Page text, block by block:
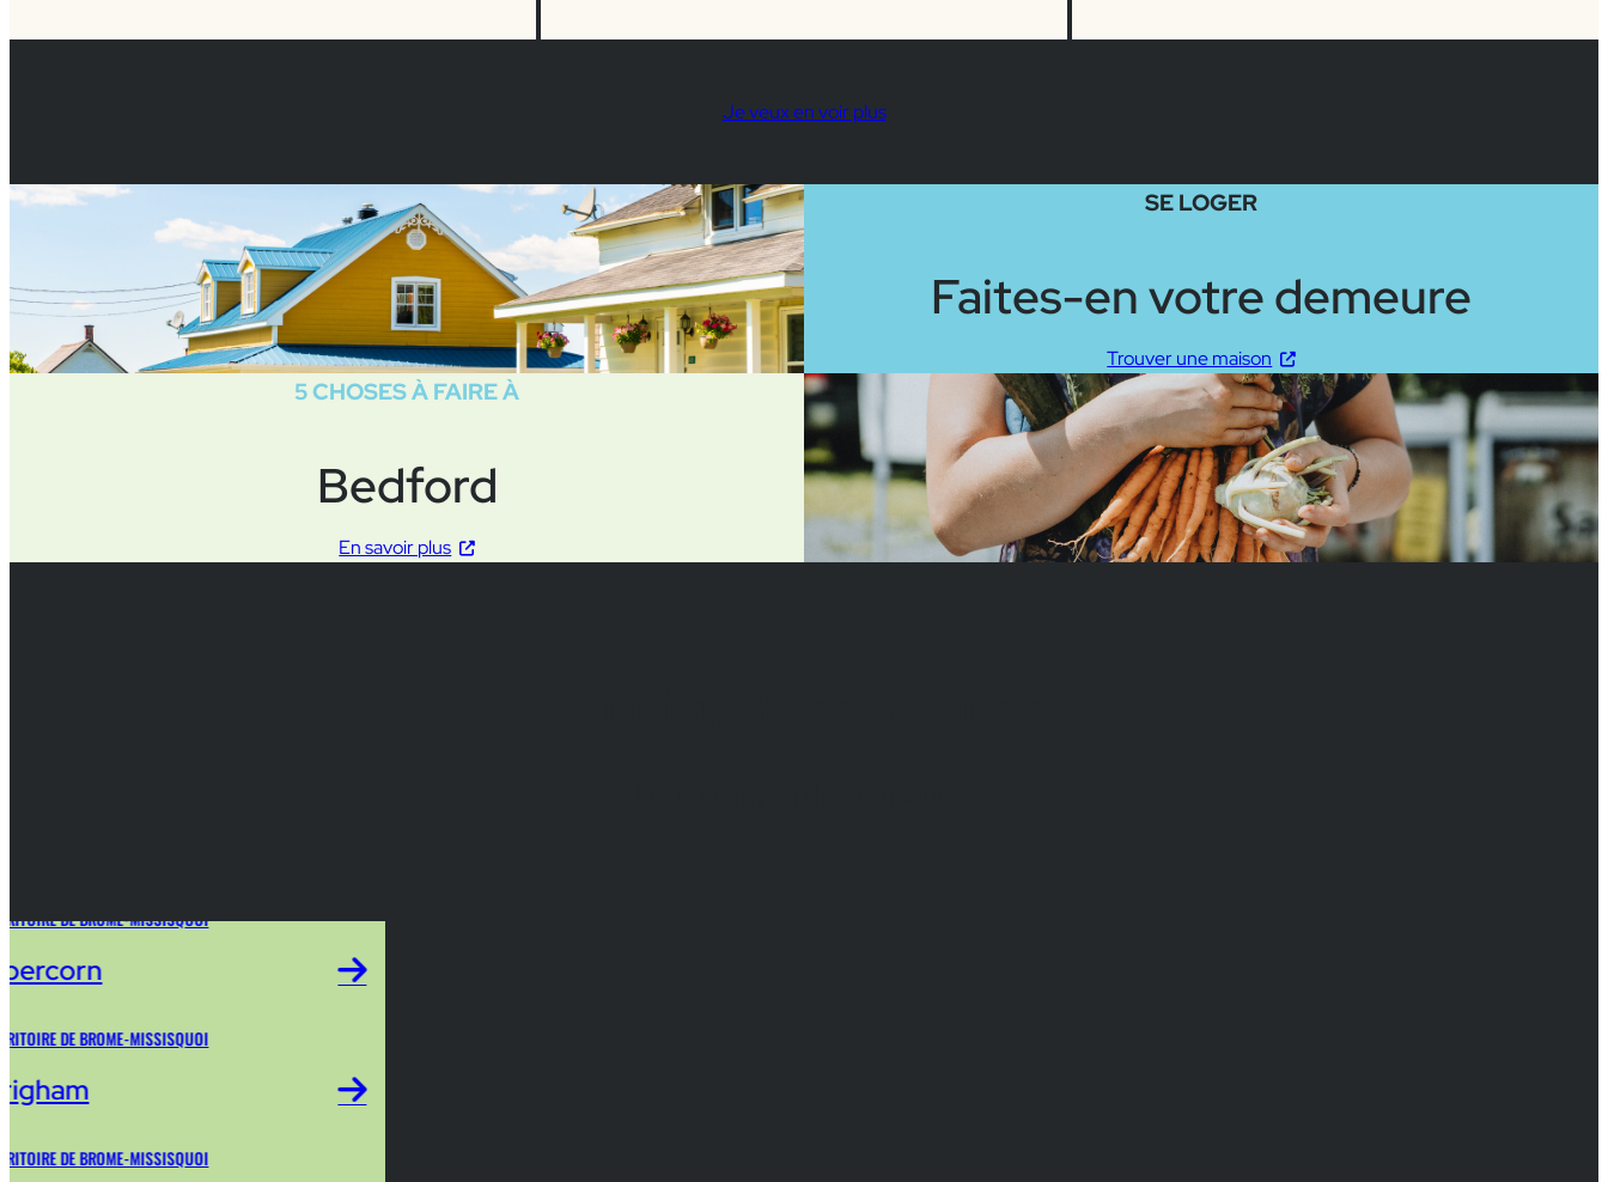
Je veux en voir plus
SE LOGER
Faites-en votre demeure
Trouver une maison
5 CHOSES À FAIRE À
Bedford
En savoir plus
DE BROME-MISSISQUOI
DE BROME-MISSISQUOI
DE BROME-MISSISQUOI